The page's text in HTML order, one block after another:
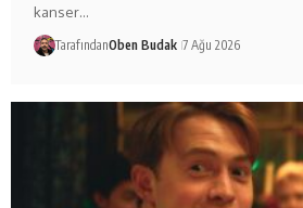
kanser…
TarafındanOben Budak 7 Ağu 2026